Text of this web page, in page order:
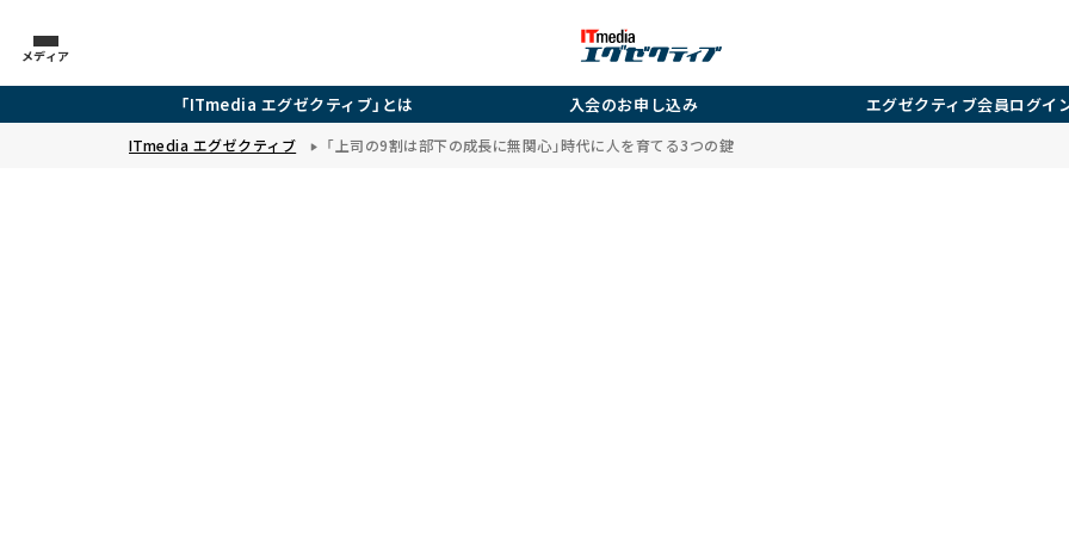
メディア
「ITmedia エグゼクティブ」とは 入会のお申し込み エグゼクティブ会員ログイ
ITmedia エグゼクティブ 「上司の9割は部下の成長に無関心」時代に人を育てる3つの鍵